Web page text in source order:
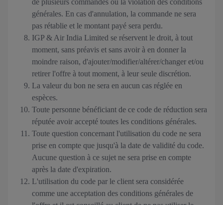
de plusieurs commandes ou la violation des conditions
générales. En cas d'annulation, la commande ne sera
pas rétablie et le montant payé sera perdu.
IGP & Air India Limited se réservent le droit, à tout
moment, sans préavis et sans avoir à en donner la
moindre raison, d'ajouter/modifier/altérer/changer et/ou
retirer l'offre à tout moment, à leur seule discrétion.
La valeur du bon ne sera en aucun cas réglée en
espèces.
Toute personne bénéficiant de ce code de réduction sera
réputée avoir accepté toutes les conditions générales.
Toute question concernant l'utilisation du code ne sera
prise en compte que jusqu'à la date de validité du code.
Aucune question à ce sujet ne sera prise en compte
après la date d'expiration.
L'utilisation du code par le client sera considérée
comme une acceptation des conditions générales de